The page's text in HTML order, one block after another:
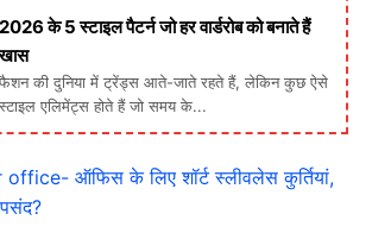
2026 के 5 स्टाइल पैटर्न जो हर वार्डरोब को बनाते हैं
खास
फैशन की दुनिया में ट्रेंड्स आते-जाते रहते हैं, लेकिन कुछ ऐसे
स्टाइल एलिमेंट्स होते हैं जो समय के...
ऑफिस के लिए शॉर्ट स्लीवलेस कुर्तियां,